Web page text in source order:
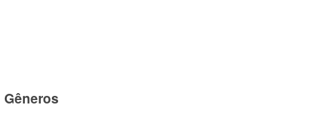
Gêneros